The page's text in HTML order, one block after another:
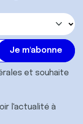
et souhaite
l'actualité à